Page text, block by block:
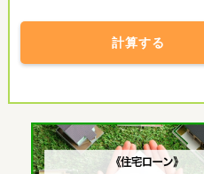
計算する